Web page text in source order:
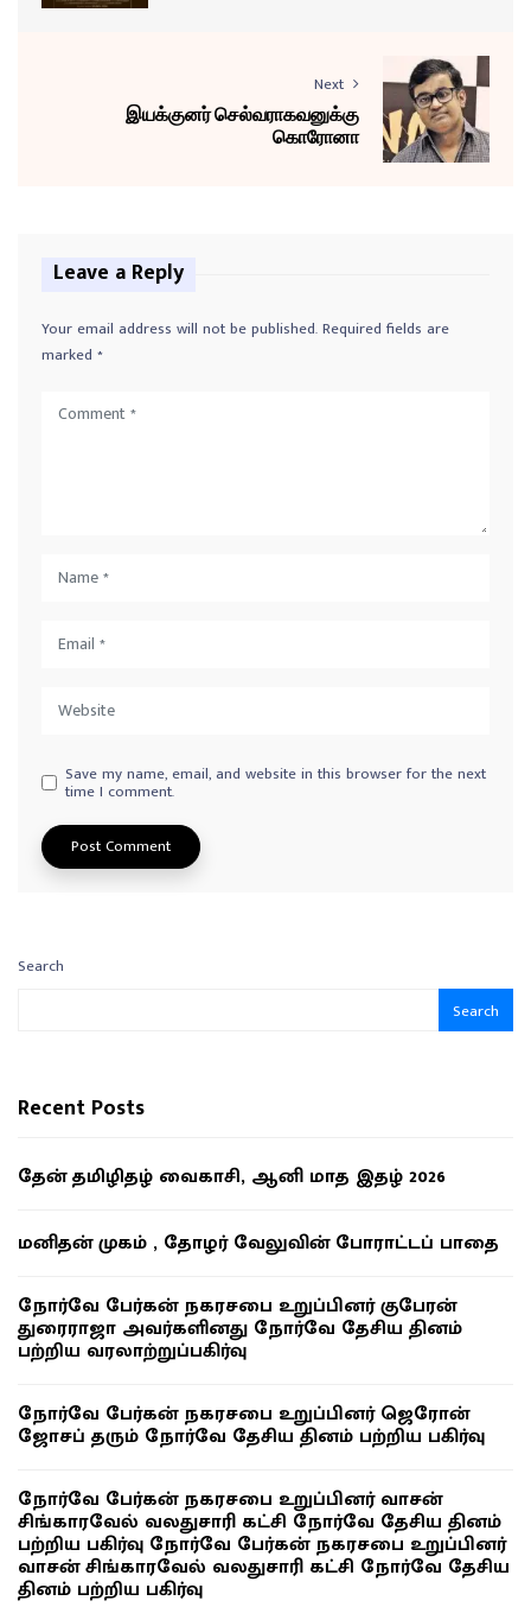
Next
இயக்குனர் செல்வராகவனுக்கு
கொரோனா
Leave a Reply
Your email address will not be published.Required fields are
marked *
Save my name, email, and website in this browser for the next
time I comment.
Search
Search
Recent Posts
தேன் தமிழிதழ் வைகாசி, ஆனி மாத இதழ் 2026
மனிதன் முகம் , தோழர் வேலுவின் போராட்டப் பாதை
நோர்வே பேர்கன் நகரசபை உறுப்பினர் குபேரன்
துரைராஜா அவர்களினது நோர்வே தேசிய தினம்
பற்றிய வரலாற்றுப்பகிர்வு
நோர்வே பேர்கன் நகரசபை உறுப்பினர் ஜெரோன்
ஜோசப் தரும் நோர்வே தேசிய தினம் பற்றிய பகிர்வு
நோர்வே பேர்கன் நகரசபை உறுப்பினர் வாசன்
சிங்காரவேல் வலதுசாரி கட்சி நோர்வே தேசிய தினம்
பற்றிய பகிர்வு நோர்வே பேர்கன் நகரசபை உறுப்பினர்
வாசன் சிங்காரவேல் வலதுசாரி கட்சி நோர்வே தேசிய
தினம் பற்றிய பகிர்வு